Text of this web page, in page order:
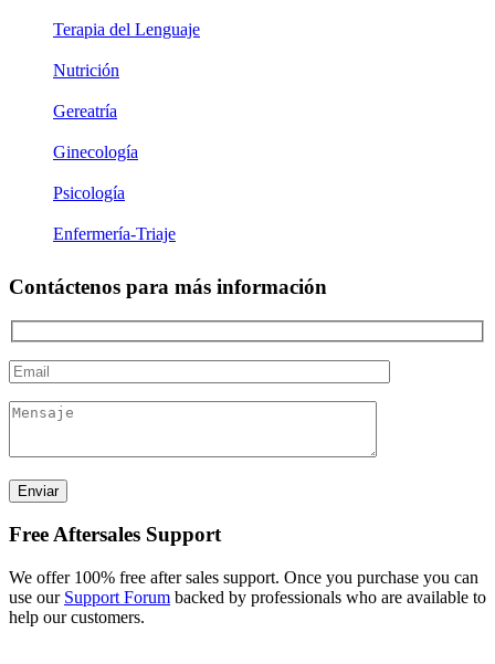
Terapia del Lenguaje
Nutrición
Gereatría
Ginecología
Psicología
Enfermería-Triaje
Contáctenos para más información
Free Aftersales Support
We offer 100% free after sales support. Once you purchase you can
use our Support Forum backed by professionals who are available to
help our customers.